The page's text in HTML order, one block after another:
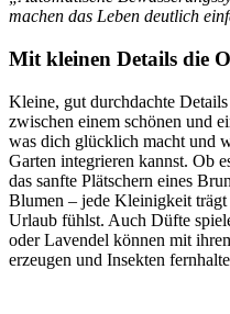
machen das Leben deutlich
Mit kleinen Details die
Kleine, gut durchdachte
zwischen einem schönen und
was dich glücklich macht und
Garten integrieren kannst. Ob
das sanfte Plätschern eines
Blumen – jede Kleinigkeit
Urlaub fühlst. Auch Düfte
oder Lavendel können mit
erzeugen und Insekten